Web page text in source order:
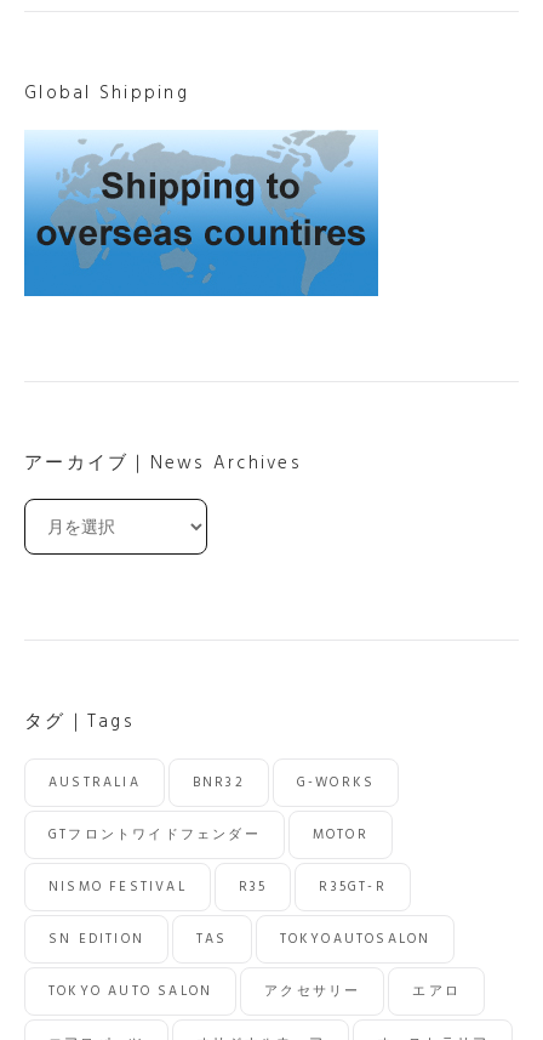
Global Shipping
アーカイブ｜News Archives
ア
ー
Archives
タグ｜Tags
AUSTRALIA BNR32 G-WORKS
GTフロントワイドフェンダー MOTOR
NISMO FESTIVAL R35 R35GT-R
SN EDITION TAS TOKYOAUTOSALON
TOKYO AUTO SALON アクセサリー エアロ